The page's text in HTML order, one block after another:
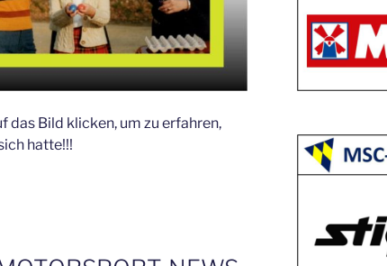
das Bild klicken, um zu erfahren,
hatte!!!